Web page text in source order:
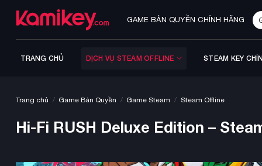
GAME BẢN QUYỀN CHÍNH HÃNG
Tìm
TRANG CHỦ DỊCH VỤ STEAM OFFLINE STEAM KEY
Trang chủ / Game Bản Quyền / Game Steam / Steam Offline
Hi-Fi RUSH Deluxe Edition –